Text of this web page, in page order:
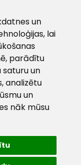
un
lai
parādītu
un
analizētu
un
nāk mūsu